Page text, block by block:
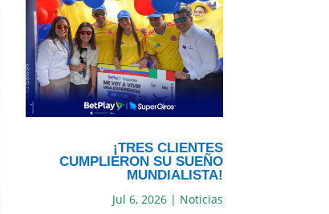
¡TRES CLIENTES
CUMPLIERON SU SUEÑO
MUNDIALISTA!
Jul 6, 2026| Noticias